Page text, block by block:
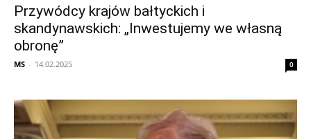
Przywódcy krajów bałtyckich i
skandynawskich: „Inwestujemy we własną
obronę”
MS - 14.02.2025 0